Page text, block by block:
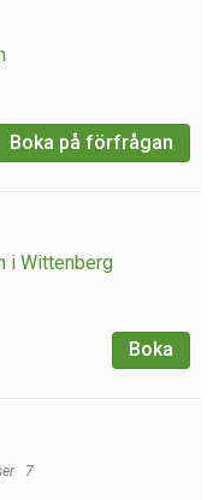
Boka på förfrågan
i Wittenberg
Boka
7